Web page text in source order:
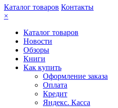
Каталог товаров Контакты
×
Каталог товаров
Новости
Обзоры
Книги
Как купить
Оформление заказа
Оплата
Кредит
Яндекс. Касса